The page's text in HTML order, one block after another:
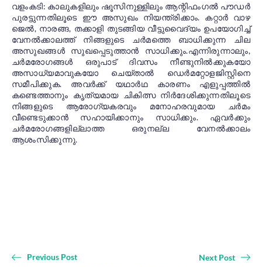
വളംകടി: കാലുകളിലും ഷൂസിനുള്ളിലും ആന്റിഫംഗൽ പൗഡർ
പുരട്ടുന്നതിലൂടെ ഈ അസുഖം നിയന്ത്രിക്കാം. കറ്റാർ വാഴ
ജെൽ, നാരങ്ങ, തക്കാളി തുടങ്ങിയ വീട്ടുവൈദ്യം ഉപയോഗിച്ച്
വേനൽക്കാലത്ത് നിങ്ങളുടെ ചർമത്തെ ബാധിക്കുന്ന ചില
അസുഖങ്ങൾ സുഖപ്പെടുത്താൻ സാധിക്കും.എന്നിരുന്നാലും,
ചർമരോഗങ്ങൾ ഒരുപാട് ദിവസം നീണ്ടുനിൽക്കുകയോ
അസാധ്യമാവുകയോ ചെയ്‌താൽ ഡെർമറ്റോളജിസ്റ്റിനെ
സമീപിക്കുക. അവർക്ക് യഥാർഥ കാരണം എളുപ്പത്തിൽ
കണ്ടെത്താനും കൃത്യമായ ചികിത്സ നിർദേശിക്കുന്നതിലൂടെ
നിങ്ങളുടെ ആരോഗ്യകരവും മനോഹരവുമായ ചർമം
വീണ്ടെടുക്കാൻ സഹായിക്കാനും സാധിക്കും. ഏവർക്കും
ചർമരോഗങ്ങളില്ലാത്ത ഒരുനല്ല വേനൽക്കാലം
ആശംസിക്കുന്നു.
Previous Post
Next Post